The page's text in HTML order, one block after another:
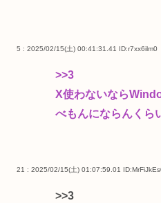
5 : 2025/02/15(土) 00:41:31.41 ID:r7xx6ilm0
>>3
X使わないなら
べもんにならんくら
21 : 2025/02/15(土) 01:07:59.01
>>3